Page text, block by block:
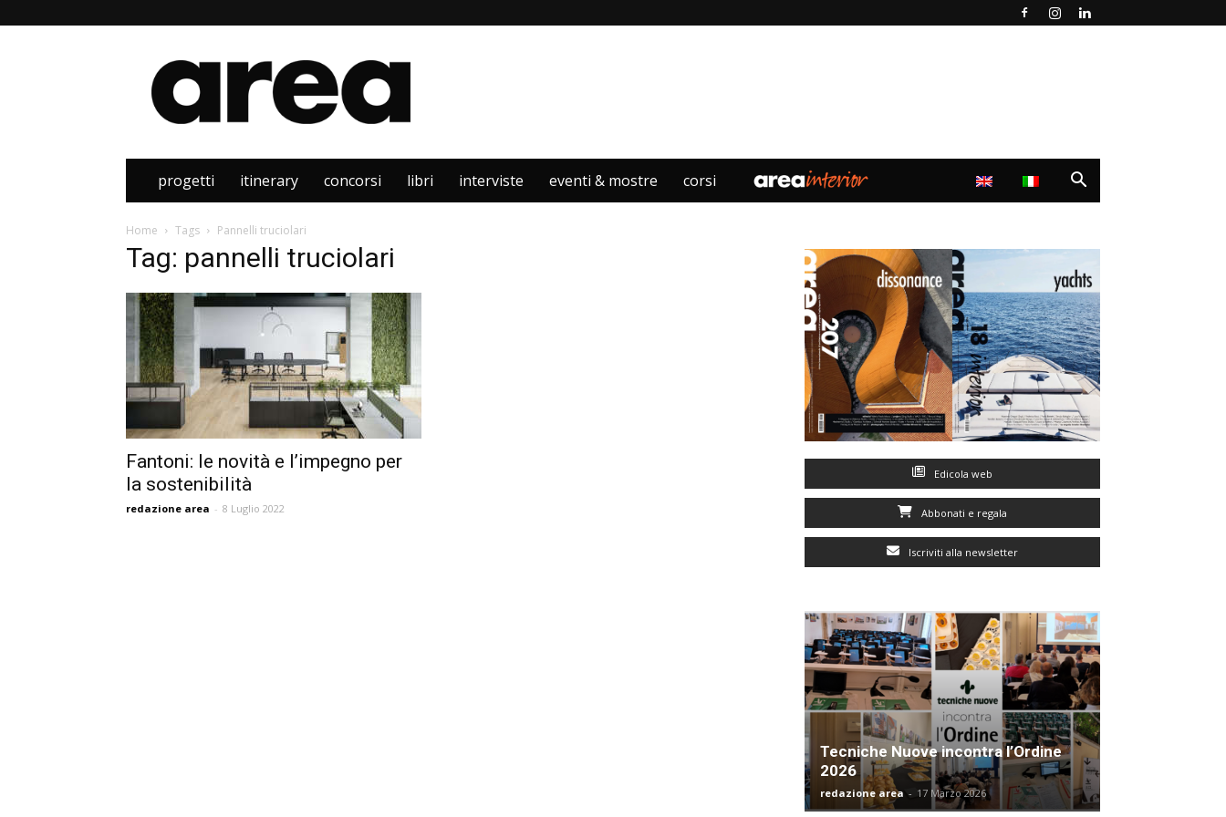
Area
progetti itinerary concorsi libri interviste eventi & mostre corsi
Home Tags Pannelli truciolari
Tag: pannelli truciolari
Fantoni: le novità e l’impegno per
la sostenibilità
redazione area - 8 Luglio 2022
Edicola web
Abbonati e regala
Iscriviti alla newsletter
Tecniche Nuove incontra l’Ordine
2026
redazione area - 17 Marzo 2026